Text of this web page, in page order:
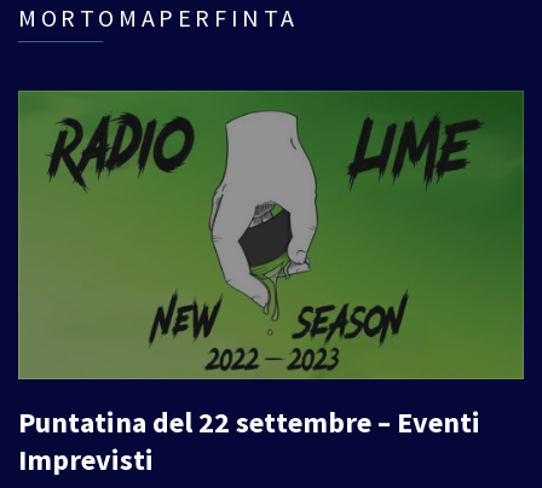
MORTOMAPERFINTA
Puntatina del 22 settembre – Eventi
Imprevisti